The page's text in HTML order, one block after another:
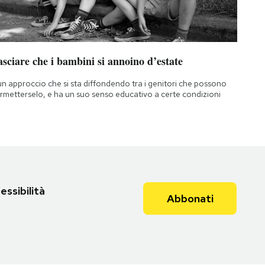
che i bambini si annoino d’estate
approccio che si sta diffondendo tra i genitori che possono
e ha un suo senso educativo a certe condizioni
Abbonati